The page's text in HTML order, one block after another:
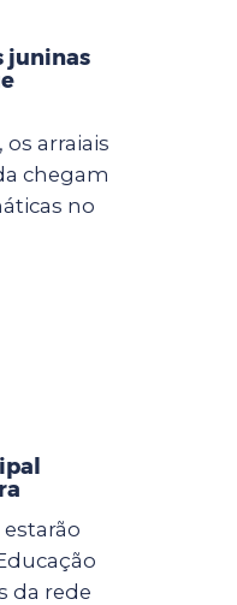
juninas
os arraiais
chegam
no
da rede